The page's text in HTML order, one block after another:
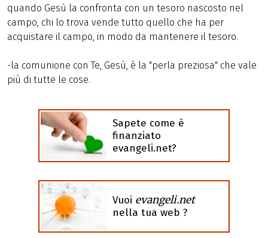
quando Gesù la confronta con un tesoro nascosto nel
campo, chi lo trova vende tutto quello che ha per
acquistare il campo, in modo da mantenere il tesoro.
-la comunione con Te, Gesù, è la "perla preziosa" che vale
più di tutte le cose.
Sapete come è
finanziato
evangeli.net?
Vuoi evangeli.net
nella tua web ?